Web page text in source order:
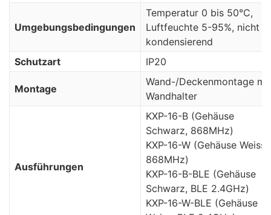
Umgebungsbedingungen
Temperatur 0 bis 50°C,
Luftfeuchte 5-95%, nicht
kondensierend
Schutzart
IP20
Montage
Wand-/Deckenmontage mit
Wandhalter
Ausführungen
KXP-16-B (Gehäuse
Schwarz, 868MHz)
KXP-16-W (Gehäuse Weiss,
868MHz)
KXP-16-B-BLE (Gehäuse
Schwarz, BLE 2.4GHz)
KXP-16-W-BLE (Gehäuse